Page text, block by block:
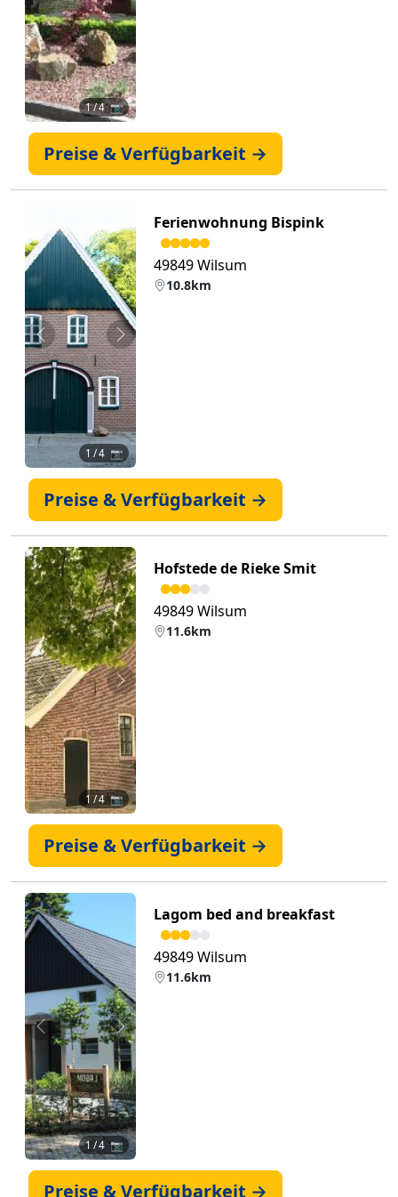
1/ 4 📷
Preise & Verfügbarkeit →
Zurück Weiter
1 / 4 📷
Ferienwohnung Bispink
49849 Wilsum
10.8km
Preise & Verfügbarkeit →
Zurück Weiter
1/ 4 📷
Hofstede de Rieke Smit
49849 Wilsum
11.6km
Preise & Verfügbarkeit →
Zurück Weiter
1 / 4 📷
Lagom bed and breakfast
49849 Wilsum
11.6km
Preise & Verfügbarkeit →